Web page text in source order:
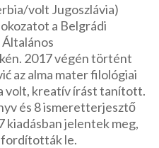
volt Jugoszlávia)
a Belgrádi
2017 végén történt
az alma mater filológiai
volt, kreatív írást tanított.
és 8 ismeretterjesztő
kiadásban jelentek meg,
fordították le.